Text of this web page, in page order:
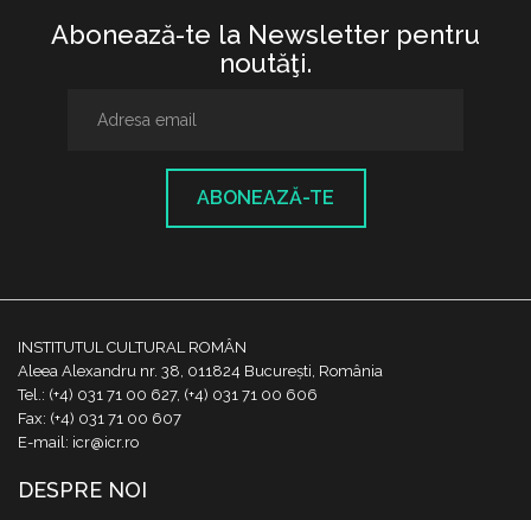
Abonează-te la Newsletter pentru
noutăţi.
ABONEAZĂ-TE
INSTITUTUL CULTURAL ROMÂN
Aleea Alexandru nr. 38, 011824 București, România
Tel.: (+4) 031 71 00 627, (+4) 031 71 00 606
Fax: (+4) 031 71 00 607
E-mail: icr@icr.ro
DESPRE NOI